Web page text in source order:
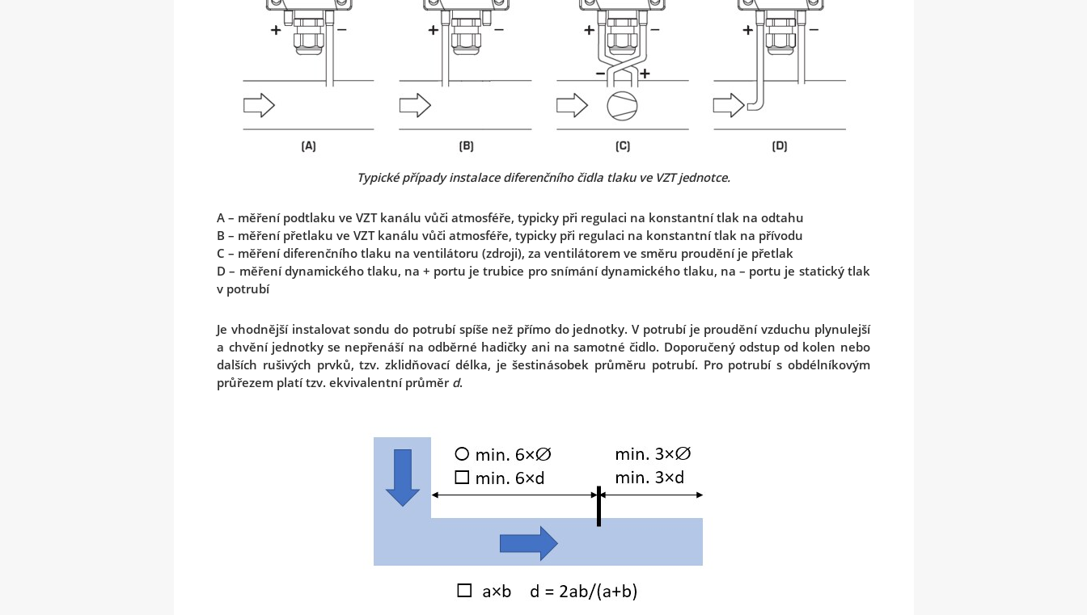
Typické případy instalace diferenčního čidla tlaku ve VZT jednotce.
A – měření podtlaku ve VZT kanálu vůči atmosféře, typicky při regulaci na konstantní tlak na odtahu
B – měření přetlaku ve VZT kanálu vůči atmosféře, typicky při regulaci na konstantní tlak na přívodu
C – měření diferenčního tlaku na ventilátoru (zdroji), za ventilátorem ve směru proudění je přetlak
D – měření dynamického tlaku, na + portu je trubice pro snímání dynamického tlaku, na – portu je statický tlak
v potrubí
Je vhodnější instalovat sondu do potrubí spíše než přímo do jednotky. V potrubí je proudění vzduchu plynulejší
a chvění jednotky se nepřenáší na odběrné hadičky ani na samotné čidlo. Doporučený odstup od kolen nebo
dalších rušivých prvků, tzv. zklidňovací délka, je šestinásobek průměru potrubí. Pro potrubí s obdélníkovým
průřezem platí tzv. ekvivalentní průměr d.